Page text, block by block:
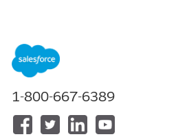
For details, please see
Løsning
Convert TDEs to Hyper and
1-800-667-6389